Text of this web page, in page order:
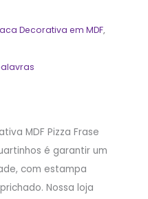
Decorativa em MDF,
MDF Pizza Frase
é garantir um
com estampa
Nossa loja